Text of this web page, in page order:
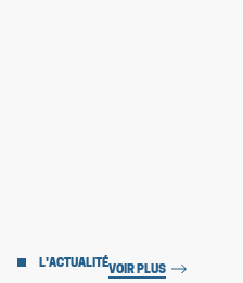
L'ACTUALITÉ
VOIR PLUS